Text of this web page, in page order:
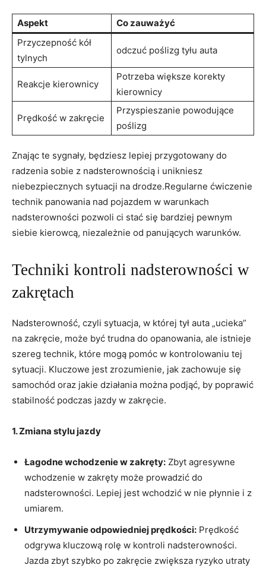
Aspekt
Co zauważyć
Przyczepność kół
tylnych
odczuć poślizg tyłu auta
Reakcje kierownicy
Potrzeba większe korekty​
kierownicy
Prędkość w zakręcie
Przyspieszanie powodujące
⁤poślizg
Znając ⁣te sygnały, będziesz lepiej przygotowany ​do
radzenia ‌sobie z nadsterownością⁤ i unikniesz
niebezpiecznych sytuacji⁣ na drodze.Regularne ‍ćwiczenie
technik panowania nad pojazdem w⁣ warunkach
nadsterowności pozwoli ​ci stać ‍się bardziej pewnym
siebie kierowcą, niezależnie od panujących warunków.
Techniki kontroli nadsterowności w
zakrętach
Nadsterowność, ​czyli ⁤sytuacja, ​w której‌ tył‌ auta „ucieka”‍
na zakręcie, może być trudna do opanowania, ale istnieje
szereg technik, które mogą pomóc ⁤w kontrolowaniu tej
sytuacji. Kluczowe jest zrozumienie, jak zachowuje się
samochód oraz jakie działania można podjąć, by poprawić
stabilność podczas jazdy⁣ w zakręcie.
1. Zmiana stylu‌ jazdy
Łagodne wchodzenie w zakręty: Zbyt agresywne
wchodzenie w ⁣zakręty‍ może prowadzić ‍do
nadsterowności. Lepiej⁣ jest wchodzić w nie płynnie ‍i z
umiarem.
Utrzymywanie odpowiedniej prędkości: Prędkość
odgrywa kluczową ‍rolę w kontroli nadsterowności.‌
Jazda zbyt szybko ‌po zakręcie zwiększa ryzyko utraty